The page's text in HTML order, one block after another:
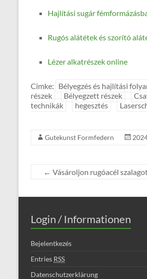
Hajlítási sugár
Rugós alátétek és szorító
Lézer alkatrészek online
Cimke: Bélyegzés és hajlítási
részek
Bélyegzett részek
technikák
hegesztés
Gutekunst Formfedern
← Vásároljon rugóacél
Login / Informationen
Bejelentkezés
Entries RSS
Datenschutzerklärung